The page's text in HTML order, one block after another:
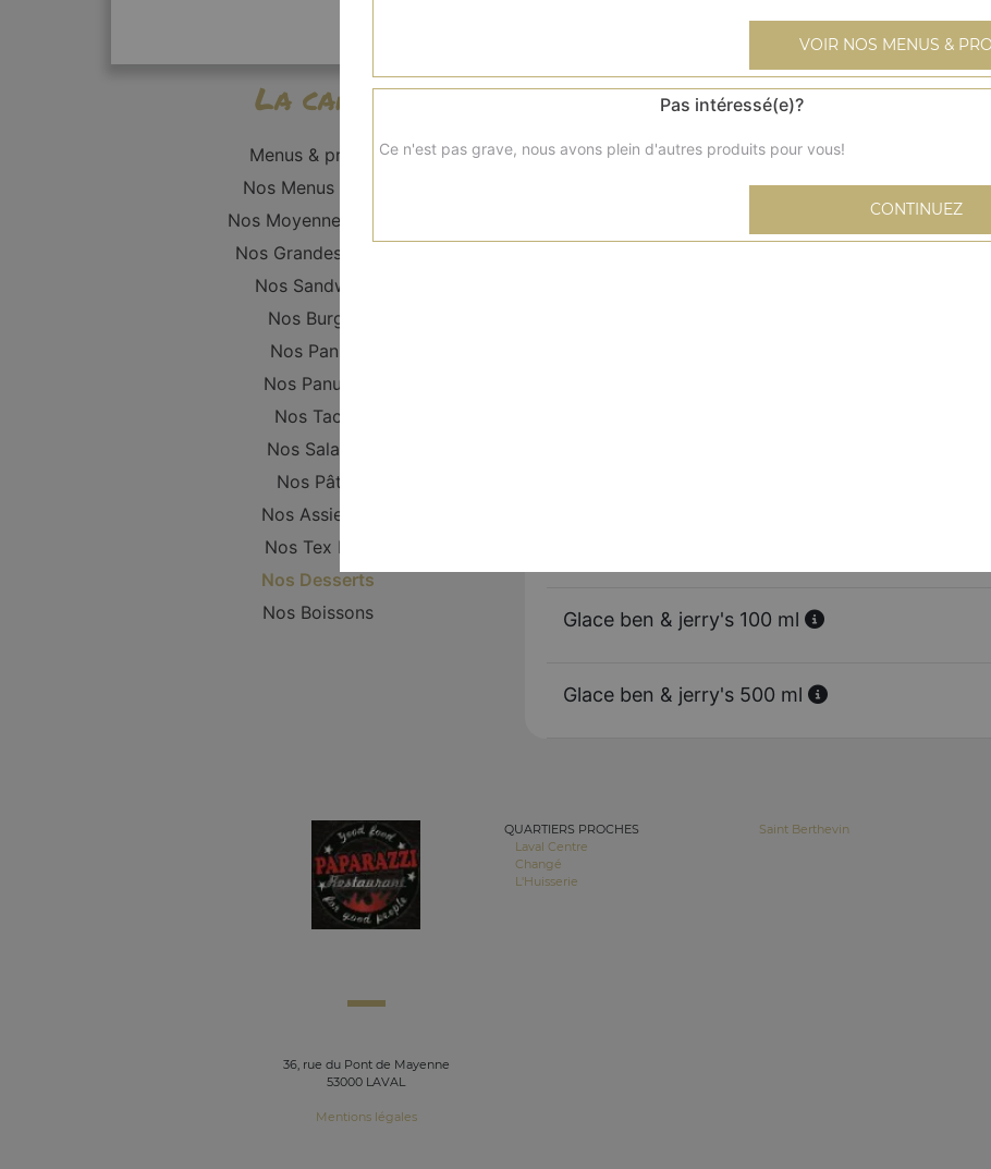
La carte
Menus & promos
Nos Menus Enfant
Nos Moyennes Pizzas
Nos Grandes Pizzas
Nos Sandwichs
Nos Burgers
Nos Paninis
Nos Panuzzo
Nos Tacos
Nos Salades
Nos Pâtes
Nos Assiettes
Nos Tex Mex
Nos Desserts
Nos Boissons
Glace ben & jerry's 100 ml
Glace ben & jerry's 500 ml
36, rue du Pont de Mayenne
53000 LAVAL
Mentions légales
QUARTIERS PROCHES
Laval Centre
Changé
L'Huisserie
Saint Berthevin
VOIR NOS MENUS &
Pas intéressé(e)?
Ce n'est pas grave, nous avons plein d'autres produits pour vous!
CONTINUEZ